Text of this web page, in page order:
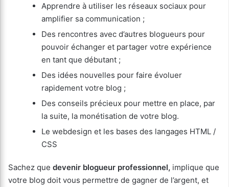
Apprendre à utiliser les réseaux sociaux pour
amplifier sa communication ;
Des rencontres avec d’autres blogueurs pour
pouvoir échanger et partager votre expérience
en tant que débutant ;
Des idées nouvelles pour faire évoluer
rapidement votre blog ;
Des conseils précieux pour mettre en place, par
la suite, la monétisation de votre blog.
Le webdesign et les bases des langages HTML /
CSS
Sachez que devenir blogueur professionnel, implique que
votre blog doit vous permettre de gagner de l’argent, et